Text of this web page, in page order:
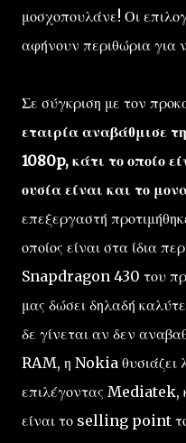
μοσχοπουλάνε! Οι
αφήνουν περιθώρια για
Σε σύγκριση με τον
εταιρία αναβάθμισε
1080p, κάτι το οποίο
ουσία είναι και το
επεξεργαστή
οποίος είναι στα ίδια
Snapdragon 430 του
μας δώσει δηλαδή
δε γίνεται αν δεν
RAM, η Nokia θυσιάζει
επιλέγοντας Mediatek,
είναι το selling point